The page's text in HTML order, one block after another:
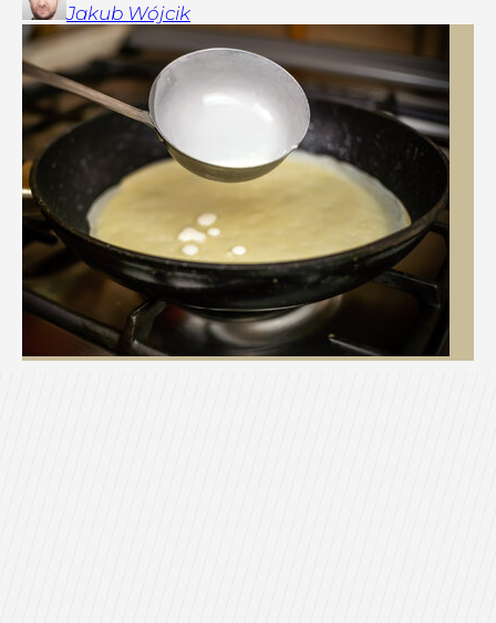
Jakub Wójcik